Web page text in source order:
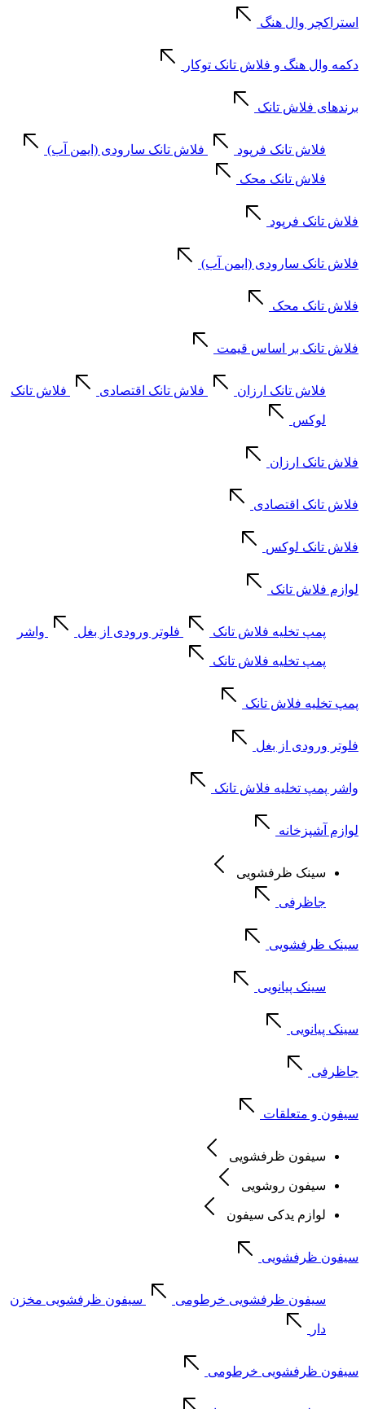
استراکچر وال هنگ
دکمه وال هنگ و فلاش تانک توکار
برندهای فلاش تانک
فلاش تانک فرپود فلاش تانک سارودی (ایمن آب)
فلاش تانک محک
فلاش تانک فرپود
فلاش تانک سارودی (ایمن آب)
فلاش تانک محک
فلاش تانک بر اساس قیمت
فلاش تانک ارزان فلاش تانک اقتصادی فلاش تانک
لوکس
فلاش تانک ارزان
فلاش تانک اقتصادی
فلاش تانک لوکس
لوازم فلاش تانک
پمپ تخلیه فلاش تانک فلوتر ورودی از بغل واشر
پمپ تخلیه فلاش تانک
پمپ تخلیه فلاش تانک
فلوتر ورودی از بغل
واشر پمپ تخلیه فلاش تانک
لوازم آشپزخانه
سینک ظرفشویی
جاظرفی
سینک ظرفشویی
سینک پیانویی
سینک پیانویی
جاظرفی
سیفون و متعلقات
سیفون ظرفشویی
سیفون روشویی
لوازم یدکی سیفون
سیفون ظرفشویی
سیفون ظرفشویی خرطومی سیفون ظرفشویی مخزن
دار
سیفون ظرفشویی خرطومی